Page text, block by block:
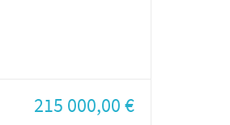
215 000,00€